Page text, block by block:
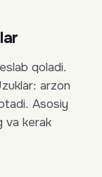
qoladi.
arzon
Asosiy
va kerak